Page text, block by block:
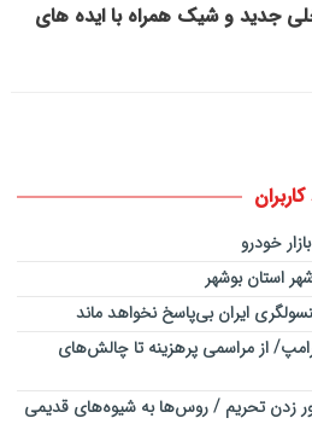
جدید و شیک همراه با ایده های
خودرو
ایران بی‌پاسخ نخواهد ماند
از مراسمی پرهزینه تا چالش‌های
زدن تحریم / روس‌ها به شیوه‌های قدیمی